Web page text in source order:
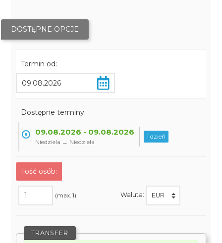
DOSTĘPNE OPCJE
Termin od:
Dostępne terminy:
09.08.2026 - 09.08.2026
Niedziela → Niedziela
1 dzień
Ilość osób:
(max. 1) Waluta:
TRANSFER